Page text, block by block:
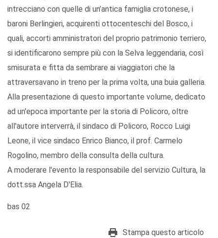
intrecciano con quelle di un’antica famiglia crotonese, i
baroni Berlingieri, acquirenti ottocenteschi del Bosco, i
quali, accorti amministratori del proprio patrimonio terriero,
si identificarono sempre più con la Selva leggendaria, così
smisurata e fitta da sembrare ai viaggiatori che la
attraversavano in treno per la prima volta, una buia galleria.
Alla presentazione di questo importante volume, dedicato
ad un'epoca importante per la storia di Policoro, oltre
all'autore interverrà, il sindaco di Policoro, Rocco Luigi
Leone, il vice sindaco Enrico Bianco, il prof. Carmelo
Rogolino, membro della consulta della cultura.
A moderare l'evento la responsabile del servizio Cultura, la
dott.ssa Angela D'Elia.
bas 02
Stampa questo articolo